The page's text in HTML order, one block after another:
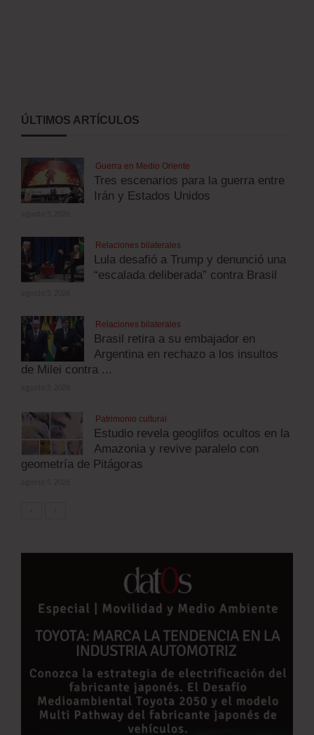
ÚLTIMOS ARTÍCULOS
Guerra en Medio Oriente
Tres escenarios para la guerra entre
Irán y Estados Unidos
Relaciones bilaterales
Lula desafió a Trump y denunció una
“escalada deliberada” contra Brasil
Relaciones bilaterales
Brasil retira a su embajador en
Argentina en rechazo a los insultos
de Milei contra ...
Patrimonio cultural
Estudio revela geoglifos ocultos en la
Amazonia y revive paralelo con
geometría de Pitágoras